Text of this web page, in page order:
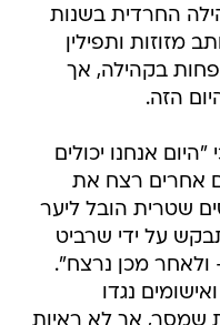
החרדית בשנות
מזוזות ותפילין
פחות בקהילה, אך
הזה.
אנחנו יכולים
אחרים רצח את
שטרית הובל ליער
על ידי שרביט
ולאחר מכן נרצח".
נגדו